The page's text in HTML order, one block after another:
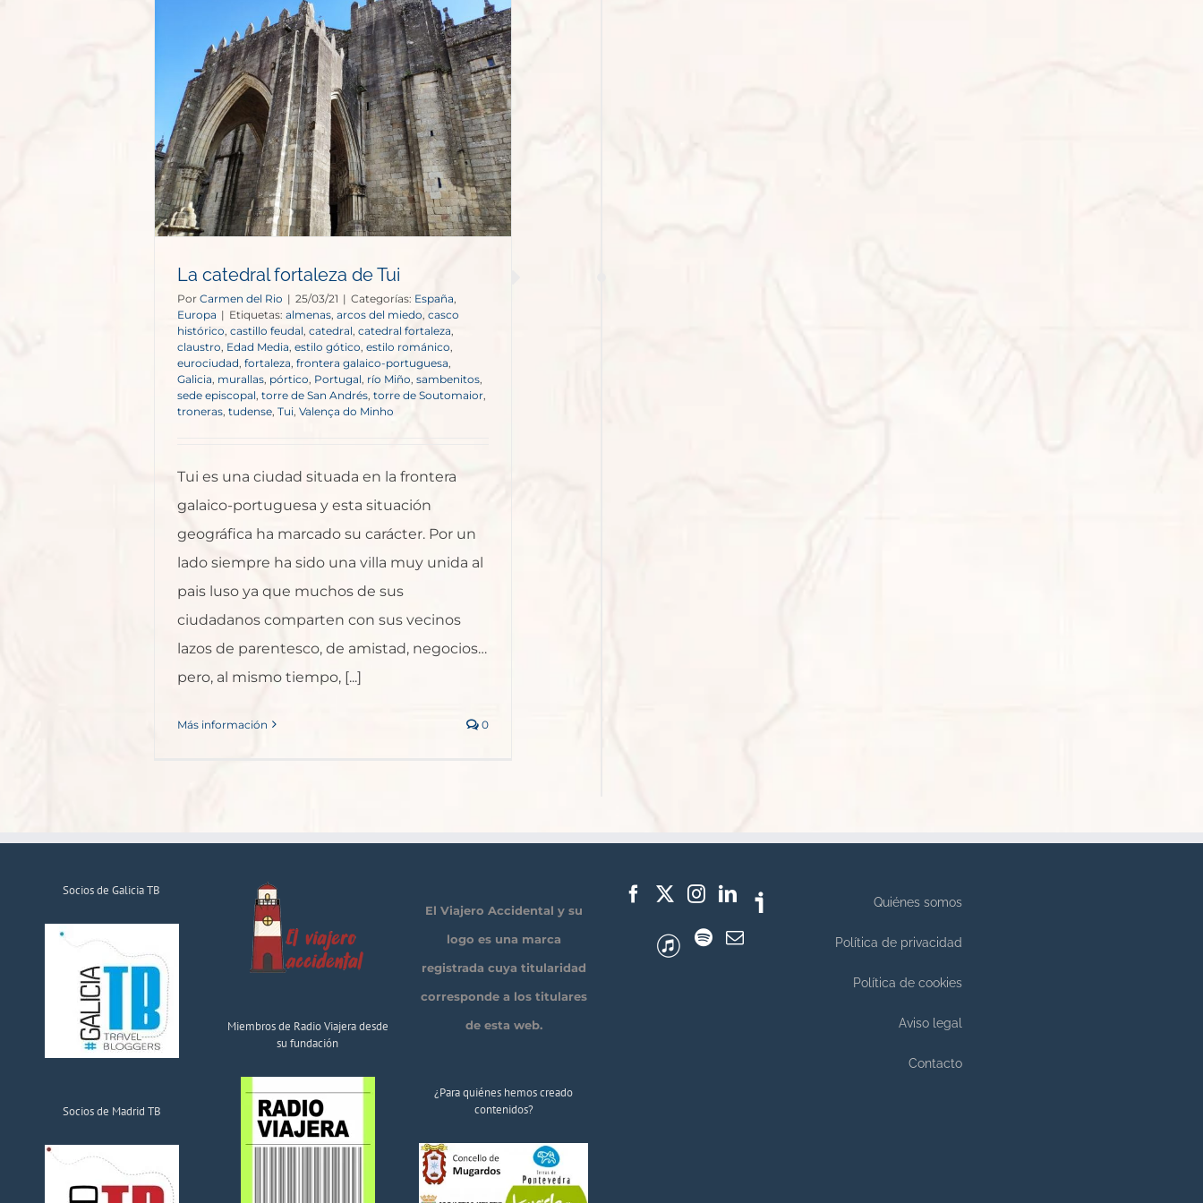
La catedral fortaleza de Tui
Por Carmen del Rio | 25/03/21 | Categorías: España
Europa | Etiquetas: almenas, arcos del miedo, casco
histórico, castillo feudal catedral catedral fortaleza,
claustro Edad Media, estilo gótico estilo románico
eurociudad, fortaleza frontera galaico-portuguesa
Galicia murallas pórtico Portugal río Miño sambenitos
sede episcopal torre de San Andrés, torre de Soutomaior
troneras, tudense Tui Valença do Minho
Tui es una ciudad situada en la frontera
galaico-portuguesa y esta situación
geográfica ha marcado su carácter. Por un
lado siempre ha sido una villa muy unida al
pais luso ya que muchos de sus
ciudadanos comparten con sus vecinos
lazos de parentesco, de amistad, negocios…
pero, al mismo tiempo, [...]
Más información 0
Socios de Galicia TB
Socios de Madrid TB
Miembros de Radio Viajera desde
su fundación
El Viajero Accidental y su
logo es una marca
registrada cuya titularidad
corresponde a los titulares
de esta web.
¿Para quiénes hemos creado
contenidos?
Quiénes somos
Política de privacidad
Política de cookies
Aviso legal
Contacto